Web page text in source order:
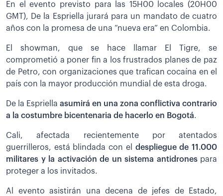
En el evento previsto para las 15H00 locales (20H00
GMT), De la Espriella jurará para un mandato de cuatro
años con la promesa de una “nueva era” en Colombia.
El showman, que se hace llamar El Tigre, se
comprometió a poner fin a los frustrados planes de paz
de Petro, con organizaciones que trafican cocaína en el
país con la mayor producción mundial de esta droga.
De la Espriella asumirá en una zona conflictiva contrario
a la costumbre bicentenaria de hacerlo en Bogotá.
Cali, afectada recientemente por atentados
guerrilleros, está blindada con el
despliegue de 11.000
militares y la activación de un sistema antidronespara
proteger a los invitados.
Al evento asistirán una decena de jefes de Estado,